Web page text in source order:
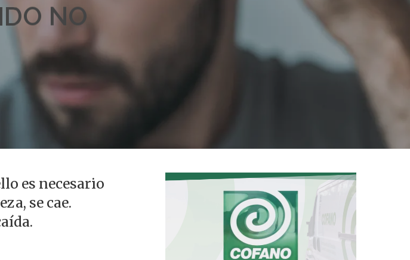
NO
es necesario
se cae.